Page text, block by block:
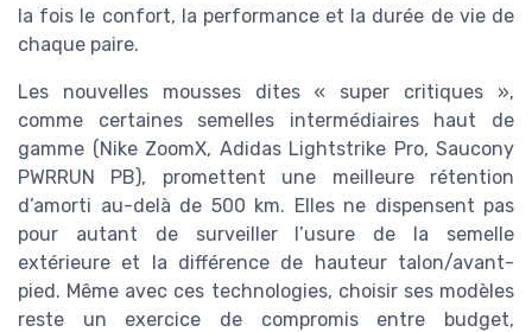
la fois le confort, la performance et la durée de vie de
chaque paire.
Les nouvelles mousses dites « super critiques »,
comme certaines semelles intermédiaires haut de
gamme (Nike ZoomX, Adidas Lightstrike Pro, Saucony
PWRRUN PB), promettent une meilleure rétention
d’amorti au-delà de 500 km. Elles ne dispensent pas
pour autant de surveiller l’usure de la semelle
extérieure et la différence de hauteur talon/avant-
pied. Même avec ces technologies, choisir ses modèles
reste un exercice de compromis entre budget,